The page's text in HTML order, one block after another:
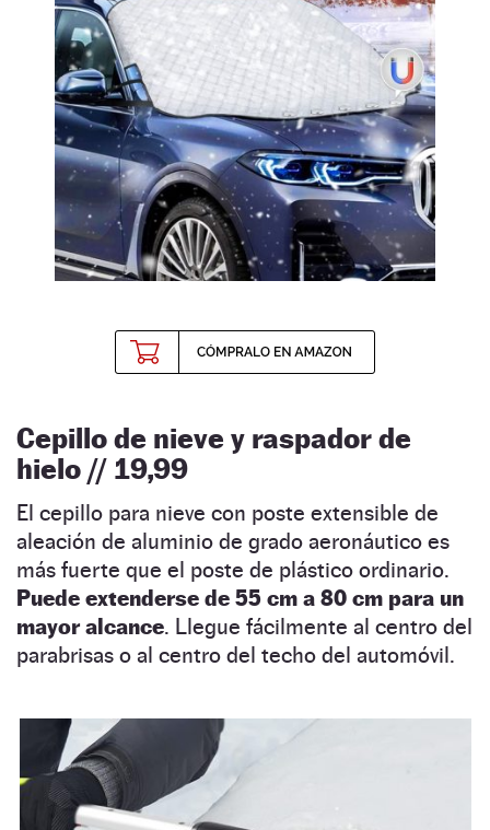
Cepillo de nieve y raspador de
hielo // 19,99
El cepillo para nieve con poste extensible de
aleación de aluminio de grado aeronáutico es
más fuerte que el poste de plástico ordinario.
Puede extenderse de 55 cm a 80 cm para un
mayor alcance. Llegue fácilmente al centro del
parabrisas o al centro del techo del automóvil.